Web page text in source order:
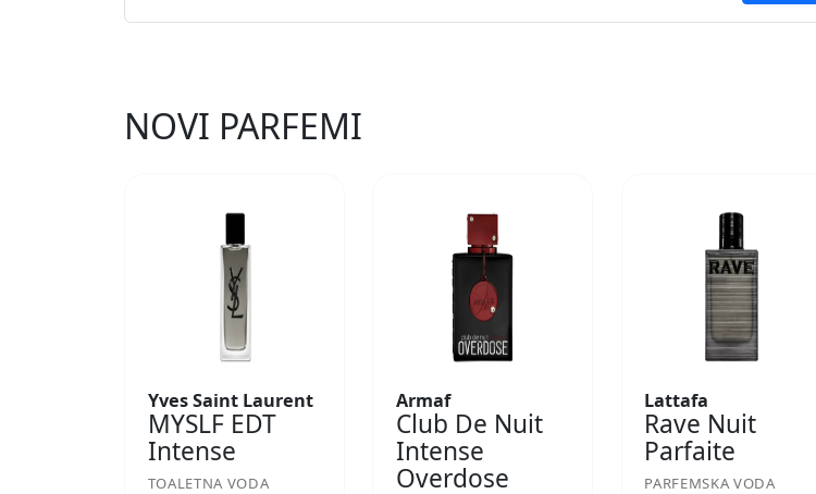
NOVI PARFEMI
Yves Saint Laurent
MYSLF EDT
Intense
TOALETNA VODA
Armaf
Club De Nuit
Intense
Overdose
Lattafa
Rave Nuit
Parfaite
PARFEMSKA VODA